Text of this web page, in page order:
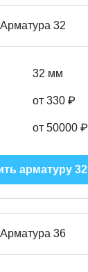
Арматура 32
32 мм
от 330 ₽
от 50000 ₽
арматуру 32
Арматура 36